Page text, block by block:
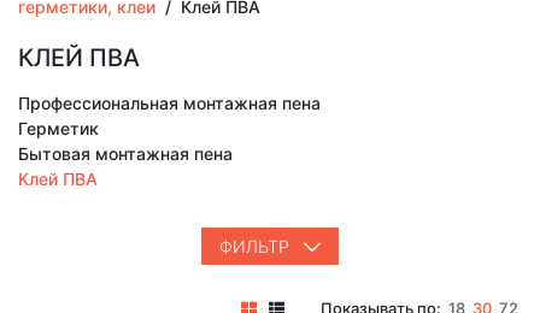
герметики, клеи / Клей ПВА
КЛЕЙ ПВА
Профессиональная монтажная пена
Герметик
Бытовая монтажная пена
Клей ПВА
ФИЛЬТР
Показывать по: 18 30 72